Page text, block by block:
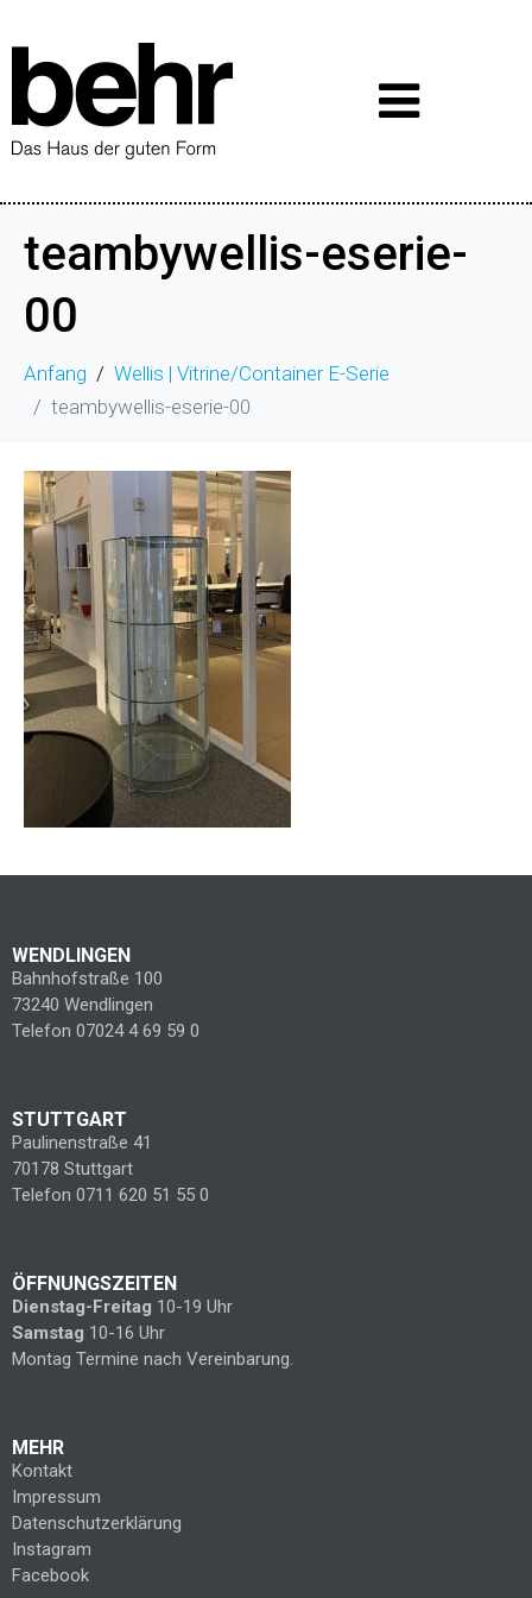
teambywellis-eserie-
00
Anfang
Wellis | Vitrine/Container E-Serie
teambywellis-eserie-00
WENDLINGEN
Bahnhofstraße 100
73240 Wendlingen
Telefon 07024 4 69 59 0
STUTTGART
Paulinenstraße 41
70178 Stuttgart
Telefon 0711 620 51 55 0
ÖFFNUNGSZEITEN
Dienstag-Freitag 10-19 Uhr
Samstag 10-16 Uhr
Montag Termine nach Vereinbarung.
MEHR
Kontakt
Impressum
Datenschutzerklärung
Instagram
Facebook